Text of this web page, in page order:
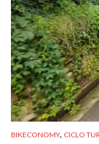
BIKECONOMY, CICLO